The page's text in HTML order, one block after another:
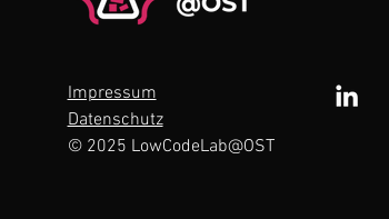
Impressum
Datenschutz
© 2025 LowCodeLab@OST